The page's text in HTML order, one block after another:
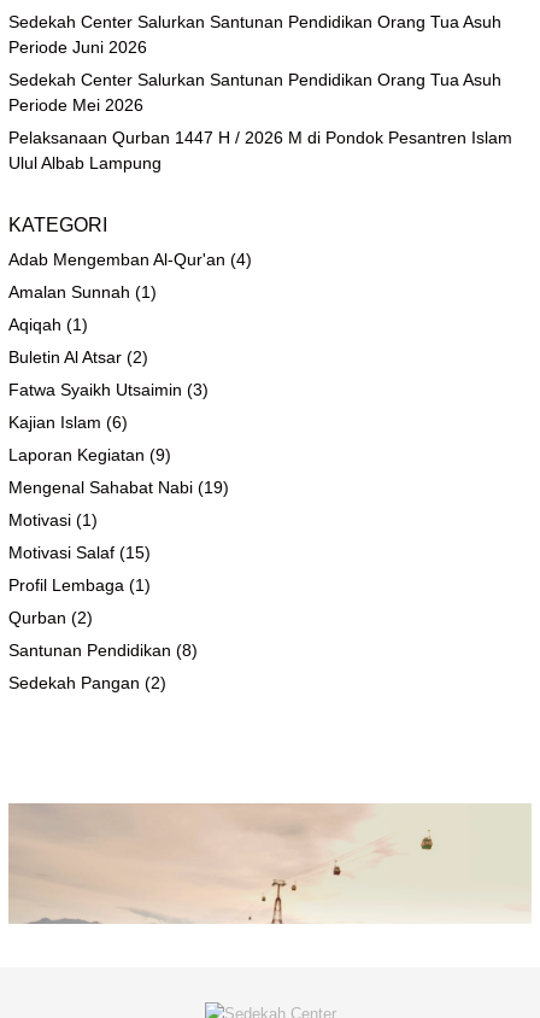
Sedekah Center Salurkan Santunan Pendidikan Orang Tua Asuh
Periode Juni 2026
Sedekah Center Salurkan Santunan Pendidikan Orang Tua Asuh
Periode Mei 2026
Pelaksanaan Qurban 1447 H / 2026 M di Pondok Pesantren Islam
Ulul Albab Lampung
KATEGORI
Adab Mengemban Al-Qur'an (4)
Amalan Sunnah (1)
Aqiqah (1)
Buletin Al Atsar (2)
Fatwa Syaikh Utsaimin (3)
Kajian Islam (6)
Laporan Kegiatan (9)
Mengenal Sahabat Nabi (19)
Motivasi (1)
Motivasi Salaf (15)
Profil Lembaga (1)
Qurban (2)
Santunan Pendidikan (8)
Sedekah Pangan (2)